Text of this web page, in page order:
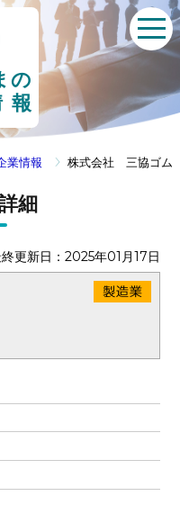
の
業情報 株式会社 三協ゴム
細
更新日：2025年01月17日